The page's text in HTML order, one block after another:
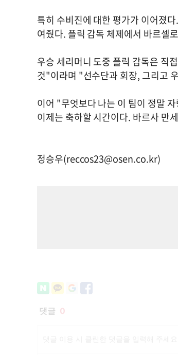
특히 수비진에 대한 평가가 이어졌
여줬다. 플릭 감독 체제에서 바르셀
우승 세리머니 도중 플릭 감독은 직
것"이라며 "선수단과 회장, 그리고
이어 "무엇보다 나는 이 팀이 정말
이제는 축하할 시간이다. 바르사 만
정승우(reccos23@osen.co.kr)